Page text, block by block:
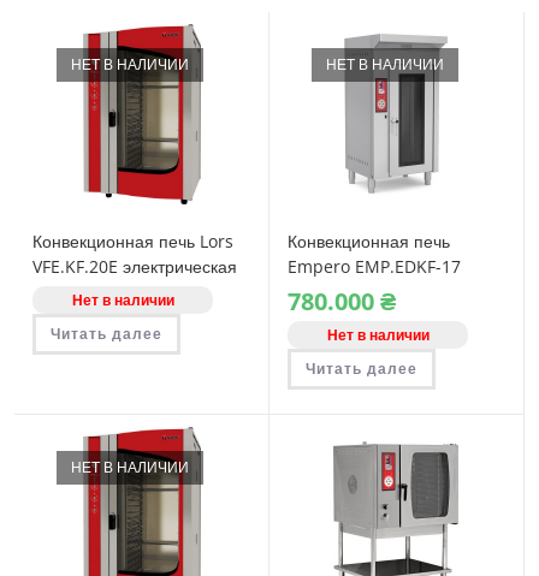
НЕТ В НАЛИЧИИ
Конвекционная печь Lors
VFE.KF.20E электрическая
Нет в наличии
Читать далее
НЕТ В НАЛИЧИИ
Конвекционная печь
Empero EMP.EDKF-17
ротационная
электрическая
780.000₴
Нет в наличии
Читать далее
НЕТ В НАЛИЧИИ